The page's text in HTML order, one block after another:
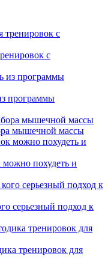
с
программы
мышечной массы
похудеть и
серьезный подход к
тренировок для